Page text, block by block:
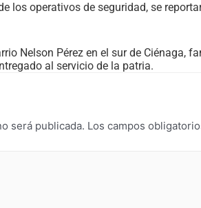
los operativos de seguridad, se
Nelson Pérez en el sur de Ciénaga,
al servicio de la patria.
será publicada. Los campos